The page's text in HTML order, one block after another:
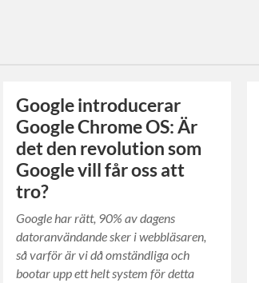
Google introducerar
Google Chrome OS: Är
det den revolution som
Google vill får oss att
tro?
Google har rätt, 90% av dagens
datoranvändande sker i webbläsaren,
så varför är vi då omständliga och
bootar upp ett helt system för detta